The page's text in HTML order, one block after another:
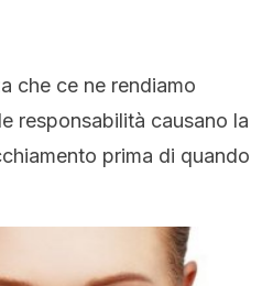
che ce ne rendiamo
responsabilità causano la
prima di quando